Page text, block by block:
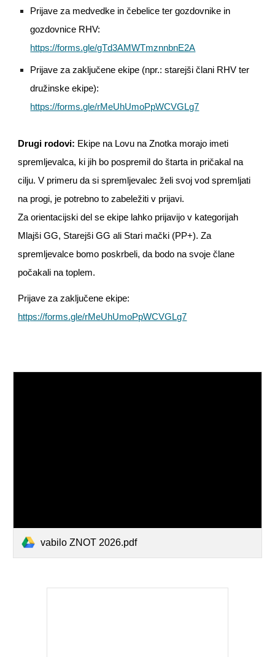
Prijave za medvedke in čebelice ter gozdovnike in
gozdovnice RHV:
https://forms.gle/gTd3AMWTmznnbnE2A
Prijave za zaključene ekipe (npr.: starejši člani RHV ter
družinske ekipe):
https://forms.gle/rMeUhUmoPpWCVGLg7
Drugi rodovi: Ekipe na Lovu na Znotka morajo imeti
spremljevalca, ki jih bo pospremil do štarta in pričakal na
cilju. V primeru da si spremljevalec želi svoj vod spremljati
na progi, je potrebno to zabeležiti v prijavi.
Za orientacijski del se ekipe lahko prijavijo v kategorijah
Mlajši GG, Starejši GG ali Stari mački (PP+). Za
spremljevalce bomo poskrbeli, da bodo na svoje člane
počakali na toplem.
Prijave za zaključene ekipe:
https://forms.gle/rMeUhUmoPpWCVGLg7
vabilo ZNOT 2026.pdf